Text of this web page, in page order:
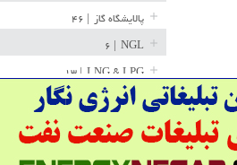
پالایشگاه گاز
NGL
LNG & LPG | ۱۳
خط لوله | ۳۶
مخازن ذخیره